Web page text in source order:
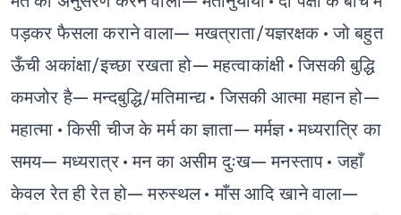
पड़कर फैसला कराने वाला— मखत्राता/यज्ञरक्षक • जो बहुत
ऊँची अकांक्षा/इच्छा रखता हो— महत्वाकांक्षी • जिसकी बुद्धि
कमजोर है— मन्दबुद्धि/मतिमान्द्य • जिसकी आत्मा महान हो—
महात्मा • किसी चीज के मर्म का ज्ञाता— मर्मज्ञ • मध्यरात्रि का
समय— मध्यरात्र • मन का असीम दुःख— मनस्ताप • जहाँ
केवल रेत ही रेत हो— मरुस्थल • माँस आदि खाने वाला—